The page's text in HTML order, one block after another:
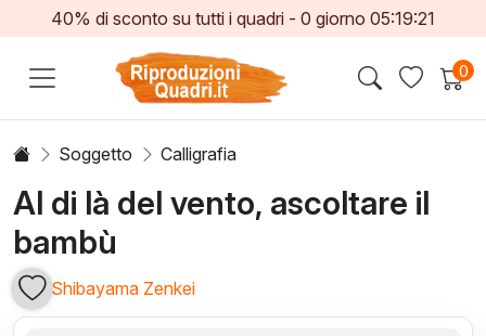
40% di sconto su tutti i quadri - 0 giorno 05:19:20
0
Soggetto Calligrafia
Al di là del vento, ascoltare il
bambù
Shibayama Zenkei